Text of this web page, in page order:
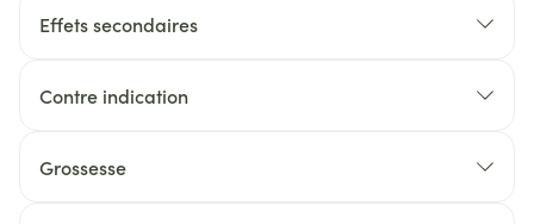
Effets secondaires
Contre indication
Grossesse